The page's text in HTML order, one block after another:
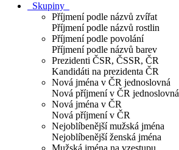
Skupiny
Příjmení podle názvů zvířat
Příjmení podle názvů rostlin
Příjmení podle povolání
Příjmení podle názvů barev
Prezidenti ČSR, ČSSR, ČR
Kandidáti na prezidenta ČR
Nová jména v ČR jednoslovná
Nová příjmení v ČR jednoslovná
Nová jména v ČR
Nová příjmení v ČR
Nejoblíbenější mužská jména
Nejoblíbenější ženská jména
Mužská jména na vzestupu